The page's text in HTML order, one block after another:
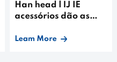
Han head l IJ IE
acessórios dão as
Leam More